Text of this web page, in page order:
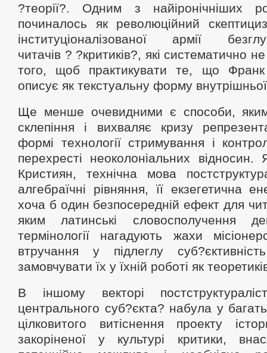
?теорії?. Одним з найіронічніших
починалось як революційний
інституціоналізованої армії
читачів ? ?критиків?, які систематично
того, щоб практикувати те, що Франк
описує як текстуальну форму внутрішньої
Ще менше очевидними є способи,
склепіння і вихваляє кризу
формі технології стримування і
перехресті неоколоніальних
Кристиян, технічна мова
алгебраїчні рівняння, її екзегетична
хоча б один безпосередній ефект для
яким латинські словосполучення
термінології нагадують жахи
втручання у підлеглу
замовчувати їх у їхній роботі як
В іншому векторі
центрального суб?єкта? набула у
цілковитого витіснення проекту
закоріненої у культурі критики,